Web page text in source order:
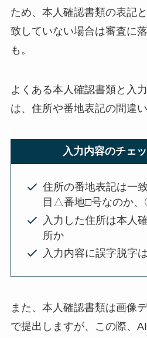
ため、本人確認書類の表記
致していない場合は審査に
も。
よくある本人確認書類と入
は、住所や番地表記の間違
入力内容のチェ
住所の番地表記は一
目△番地□号なのか、
入力した住所は本人
所か
入力内容に誤字脱字
また、本人確認書類は画像
で提出しますが、この際、